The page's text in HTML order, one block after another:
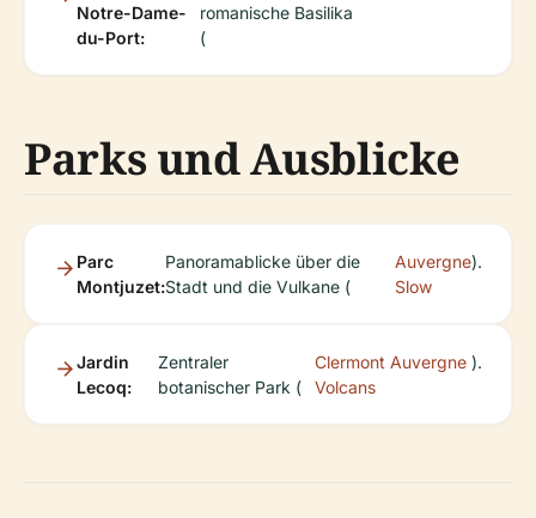
Notre-Dame-
du-Port:
romanische Basilika
(
Parks und Ausblicke
Parc
Montjuzet:
Panoramablicke über die
Stadt und die Vulkane (
Auvergne
Slow
).
Jardin
Lecoq:
Zentraler
botanischer Park (
Clermont Auvergne
Volcans
).